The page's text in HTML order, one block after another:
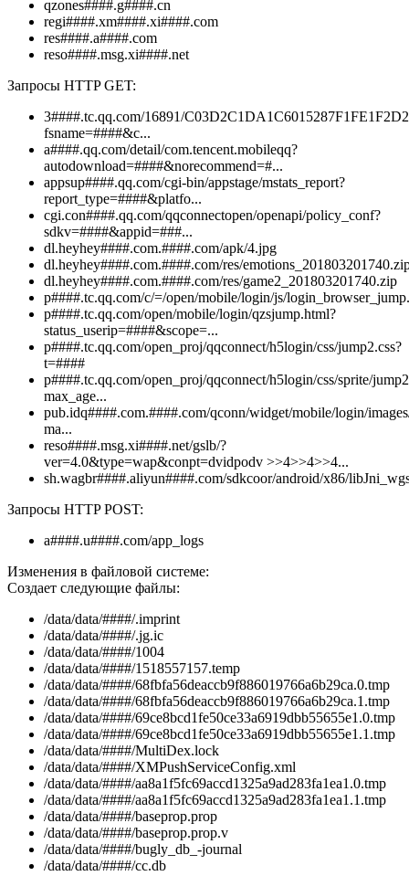
qzones####.g####.cn
regi####.xm####.xi####.com
res####.a####.com
reso####.msg.xi####.net
Запросы HTTP GET:
3####.tc.qq.com/16891/
fsname=####&c...
a####.qq.com/detail/com.tencent.mobileqq?
autodownload=####&norecommend=#...
appsup####.qq.com/cgi-bin/appstage/mstats_report?
report_type=####&platfo...
cgi.con####.qq.com/qqconnectopen/openapi/policy_conf?
sdkv=####&appid=###...
dl.heyhey####.com.####.com/apk/4.jpg
dl.heyhey####.com.####.com/res/
dl.heyhey####.com.####.com/res/game2_201803201740.zip
p####.tc.qq.com/c/=/open/mobile/login/js/
p####.tc.qq.com/open/mobile/login/qzsjump.html?
status_userip=####&scope=...
p####.tc.qq.com/open_proj/qqconnect/h5login/css/jump2.css?
t=####
p####.tc.qq.com/open_proj/qqconnect/h5login/css/sprite/
max_age...
pub.idq####.com.####.com/qconn/widget/mobile/login/
ma...
reso####.msg.xi####.net/gslb/?
ver=4.0&type=wap&conpt=dvidpodv >>4>>4>>4...
sh.wagbr####.aliyun####.com/sdkcoor/android/x86/
Запросы HTTP POST:
a####.u####.com/app_logs
Изменения в файловой системе:
Создает следующие файлы:
/data/data/####/.imprint
/data/data/####/.jg.ic
/data/data/####/1004
/data/data/####/1518557157.temp
/data/data/####/68fbfa56deaccb9f886019766a6b29ca.0.tmp
/data/data/####/68fbfa56deaccb9f886019766a6b29ca.1.tmp
/data/data/####/69ce8bcd1fe50ce33a6919dbb55655e1.0.tmp
/data/data/####/69ce8bcd1fe50ce33a6919dbb55655e1.1.tmp
/data/data/####/MultiDex.lock
/data/data/####/XMPushServiceConfig.xml
/data/data/####/aa8a1f5fc69accd1325a9ad283fa1ea1.0.tmp
/data/data/####/aa8a1f5fc69accd1325a9ad283fa1ea1.1.tmp
/data/data/####/baseprop.prop
/data/data/####/baseprop.prop.v
/data/data/####/bugly_db_-journal
/data/data/####/cc.db